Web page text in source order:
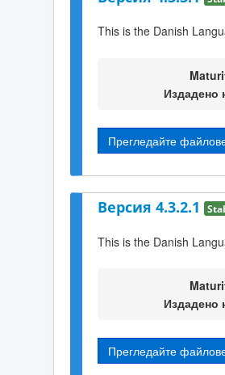
This is the Danish
Издадено
Прегледайте
Версия 4.3.2.1
This is the Danish
Издадено
Прегледайте